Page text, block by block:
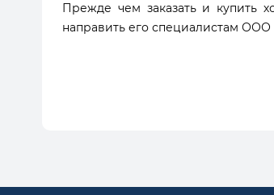
Прежде чем заказать и купить
направить его специалистам ООО